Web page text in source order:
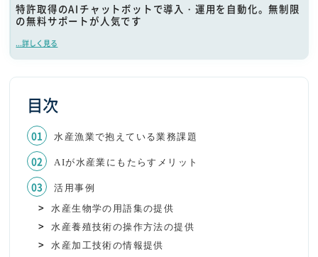
特許取得のAIチャットボットで導入・運用を自動化。無制限
の無料サポートが人気です
...詳しく見る
目次
水産漁業で抱えている業務課題
AIが水産業にもたらすメリット
活用事例
水産生物学の用語集の提供
水産養殖技術の操作方法の提供
水産加工技術の情報提供